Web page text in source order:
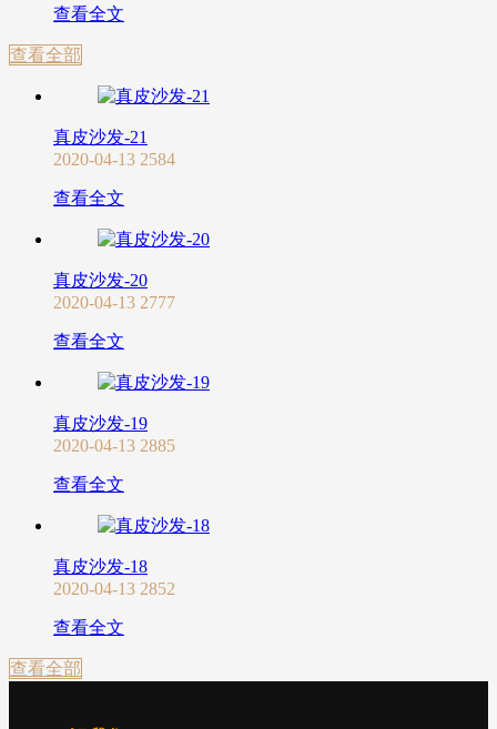
查看全文
查看全部
真皮沙发-21
2020-04-13 2584
查看全文
真皮沙发-20
2020-04-13 2777
查看全文
真皮沙发-19
2020-04-13 2885
查看全文
真皮沙发-18
2020-04-13 2852
查看全文
查看全部